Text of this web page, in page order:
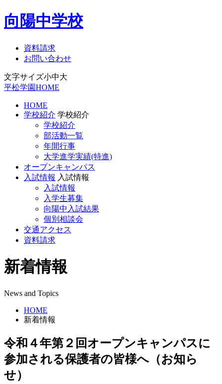
向陽中学校
資料請求
お問い合わせ
文字サイズ小中大
平松学園HOME
HOME
学校紹介 学校紹介
学校紹介
部活動一覧
年間行事
大学進学実績(特進)
オープンキャンパス
入試情報 入試情報
入試情報
入学生募集
向陽中入試結果
個別相談会
交通アクセス
資料請求
新着情報
News and Topics
HOME
新着情報
令和４年第２回オープンキャンパスに
参加される保護者の皆様へ（お知ら
せ）